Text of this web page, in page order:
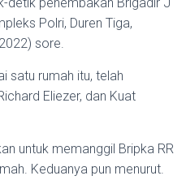
Polri, Duren Tiga,
sore.
satu rumah itu, telah
Eliezer, dan Kuat
untuk memanggil Bripka RR
Keduanya pun menurut.